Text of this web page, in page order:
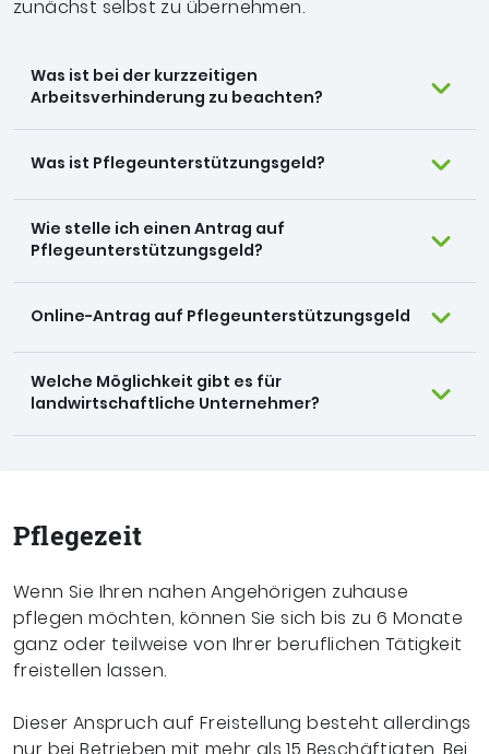
zunächst selbst zu übernehmen.
Was ist bei der kurzzeitigen
Arbeitsverhinderung zu beachten?
Was ist Pflegeunterstützungsgeld?
Wie stelle ich einen Antrag auf
Pflegeunterstützungsgeld?
Online-Antrag auf Pflegeunterstützungsgeld
Welche Möglichkeit gibt es für
landwirtschaftliche Unternehmer?
Pflegezeit
Wenn Sie Ihren nahen Angehörigen zuhause
pflegen möchten, können Sie sich bis zu 6 Monate
ganz oder teilweise von Ihrer beruflichen Tätigkeit
freistellen lassen.
Dieser Anspruch auf Freistellung besteht allerdings
nur bei Betrieben mit mehr als 15 Beschäftigten. Bei